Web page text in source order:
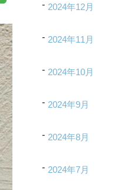
2024年12月
2024年11月
2024年10月
2024年9月
2024年8月
2024年7月